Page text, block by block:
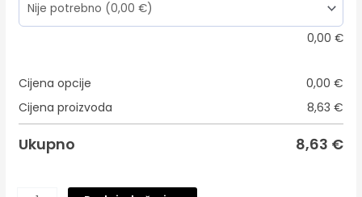
0,00 €
Cijena opcije 0,00 €
Cijena proizvoda
8,63 €
Ukupno 8,63 €